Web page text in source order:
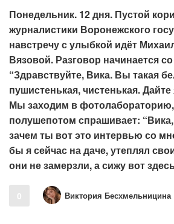
Понедельник. 12 дня. Пустой
журналистики Воронежского
навстречу с улыбкой идёт
Вязовой. Разговор начинается
“Здравствуйте, Вика. Вы такая
пушистенькая, чистенькая.
Мы заходим в
полушепотом спрашивает:
зачем ты вот это интервью со
бы я сейчас на даче, утеплял
они не замерзли, а сижу вот
0 Виктория Бесхмельницина